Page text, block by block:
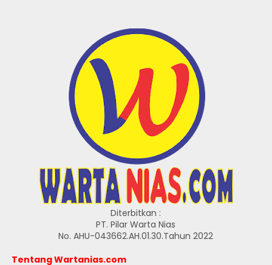
Diterbitkan :
PT. Pilar Warta Nias
No. AHU-043662.AH.01.30.Tahun 2022
Tentang Wartanias.com